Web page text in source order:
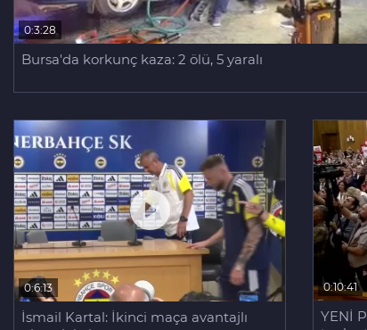
0:3:28
Bursa'da korkunç kaza: 2 ölü, 5 yaralı
0:6:13
İsmail Kartal: İkinci maça avantajlı
0:10:41
YENİ